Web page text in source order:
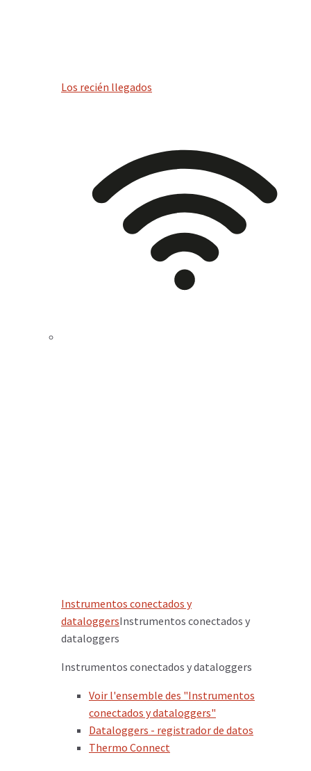
Los recién llegados
Instrumentos conectados y
dataloggersInstrumentos conectados y
dataloggers
Instrumentos conectados y dataloggers
Voir l'ensemble des "Instrumentos
conectados y dataloggers"
Dataloggers - registrador de datos
Thermo Connect